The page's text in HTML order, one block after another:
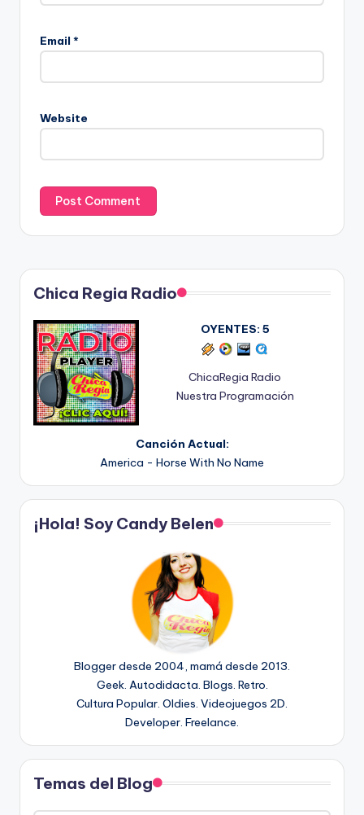
Email *
Website
Chica Regia Radio
OYENTES: 5
ChicaRegia Radio
Nuestra Programación
Canción Actual:
America - Horse With No Name
¡Hola! Soy Candy Belen
Blogger desde 2004, mamá desde 2013.
Geek. Autodidacta. Blogs. Retro.
Cultura Popular. Oldies. Videojuegos 2D.
Developer. Freelance.
Temas del Blog